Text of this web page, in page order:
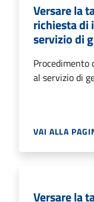
Versare la
richiesta di
servizio di
al servizio di
VAI ALLA
Versare la